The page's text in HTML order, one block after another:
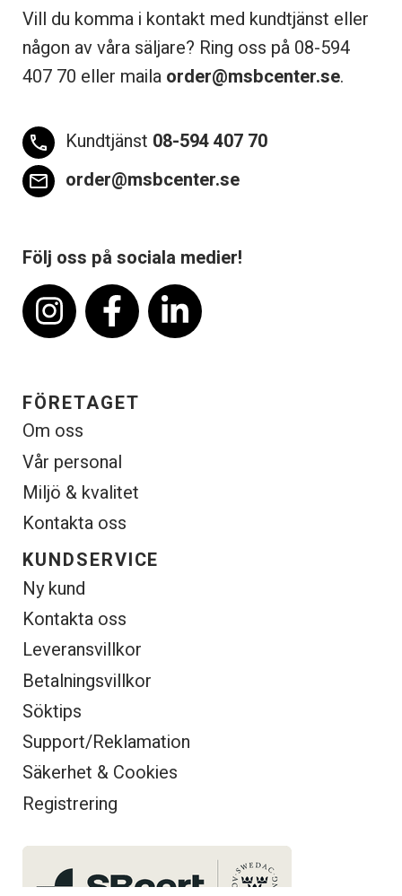
Vill du komma i kontakt med kundtjänst eller
någon av våra säljare? Ring oss på 08-594
407 70 eller maila order@msbcenter.se.
phone Kundtjänst 08-594 407 70
email order@msbcenter.se
Följ oss på sociala medier!
FÖRETAGET
Om oss
Vår personal
Miljö & kvalitet
Kontakta oss
KUNDSERVICE
Ny kund
Kontakta oss
Leveransvillkor
Betalningsvillkor
Söktips
Support/Reklamation
Säkerhet & Cookies
Registrering